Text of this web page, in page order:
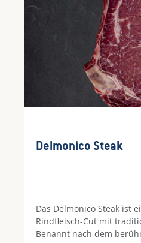
Delmonico Steak
Das Delmonico Steak ist
Rindfleisch-Cut mit
Benannt nach dem